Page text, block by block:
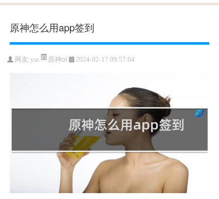
原神怎么用app签到
网友:ysz 原神ol 2024-02-17 09:57:04